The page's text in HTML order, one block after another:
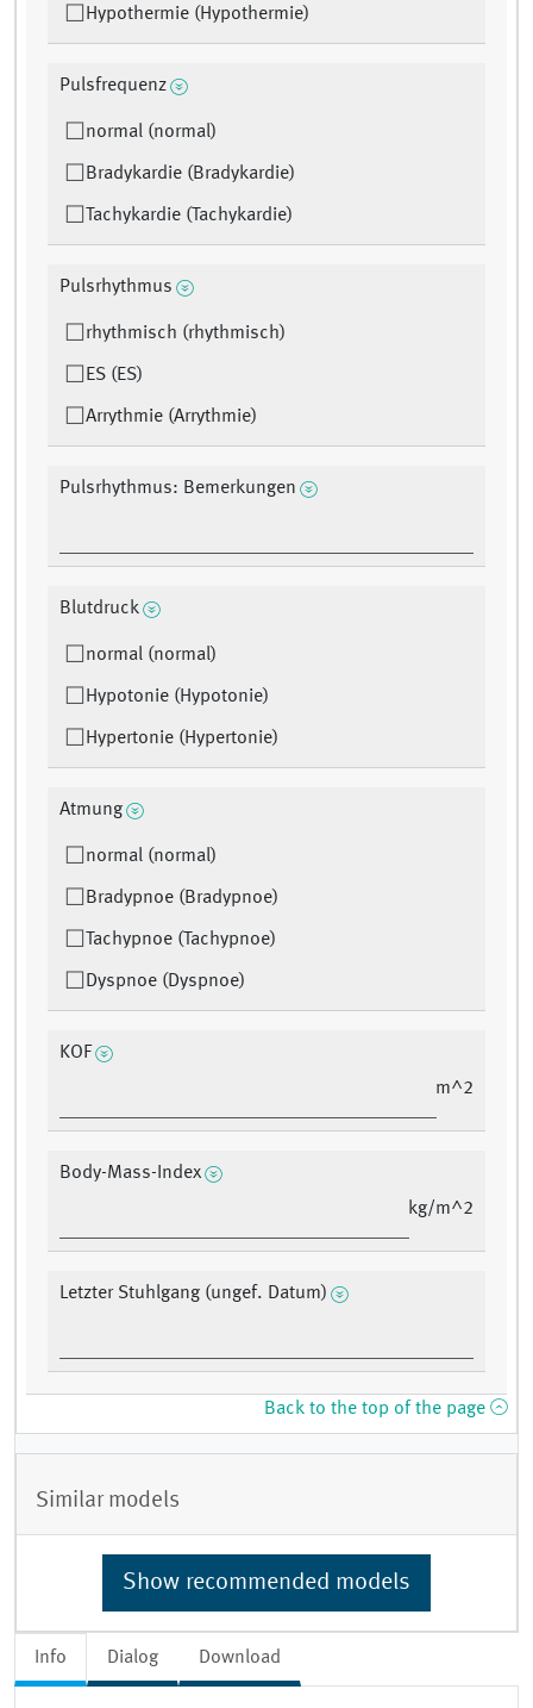
Info Dialog Download
Hypothermie (Hypothermie)
Pulsfrequenz
normal (normal)
Bradykardie (Bradykardie)
Tachykardie (Tachykardie)
Pulsrhythmus
rhythmisch (rhythmisch)
ES (ES)
Arrythmie (Arrythmie)
Pulsrhythmus: Bemerkungen
Blutdruck
normal (normal)
Hypotonie (Hypotonie)
Hypertonie (Hypertonie)
Atmung
normal (normal)
Bradypnoe (Bradypnoe)
Tachypnoe (Tachypnoe)
Dyspnoe (Dyspnoe)
KOF
m^2
Body-Mass-Index
kg/m^2
Letzter Stuhlgang (ungef. Datum)
Back to the top of the page
Similar models
Show recommended models